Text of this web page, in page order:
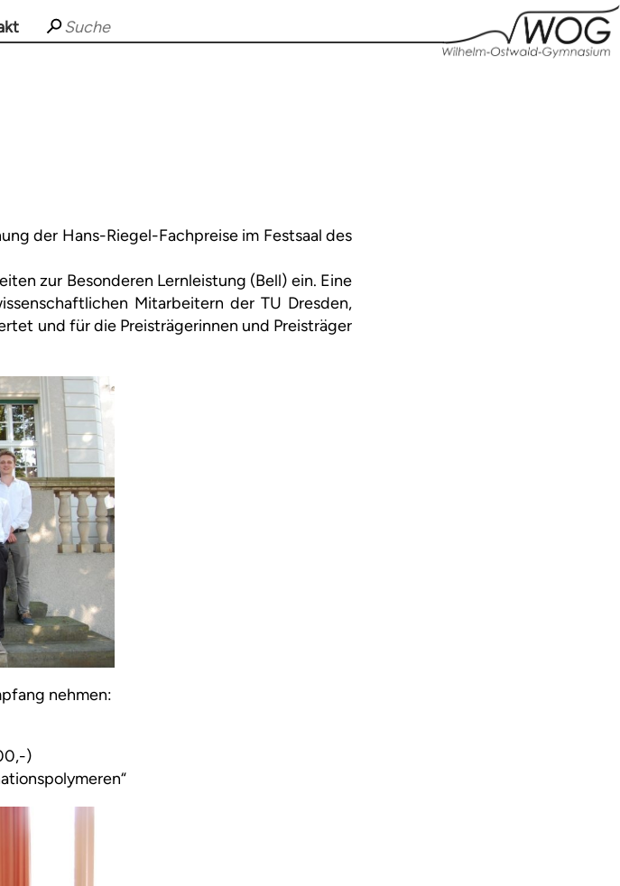
der Hans-Riegel-Fachpreise im Festsaal des
zur Besonderen Lernleistung (Bell) ein. Eine
Mitarbeitern der TU Dresden,
und für die Preisträgerinnen und Preisträger
nehmen:
)